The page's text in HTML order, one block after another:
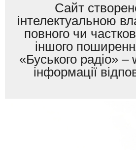
Сайт
інтелектуальною
повного чи
іншого
«Буського радіо»
інформації